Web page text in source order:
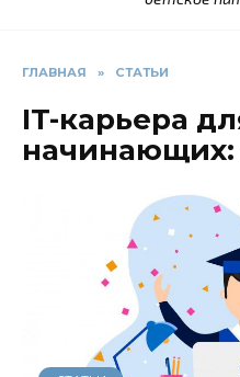
ГЛАВНАЯ » СТАТЬИ
IT-карьера
начинающих: